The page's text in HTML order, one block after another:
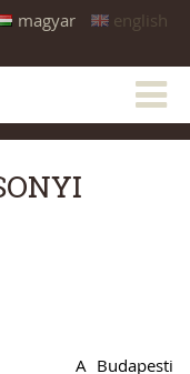
magyar english
A Budapesti